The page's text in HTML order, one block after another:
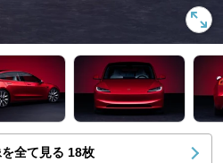
全て見る 18枚